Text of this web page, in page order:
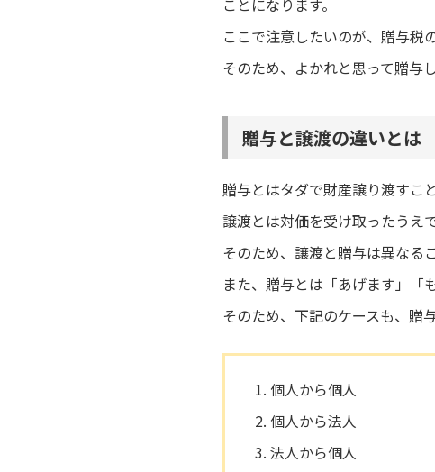
ことになります。
ここで注意したいのが、贈与税
そのため、よかれと思って贈与
贈与と譲渡の違いとは
贈与とはタダで財産譲り渡すこ
譲渡とは対価を受け取ったうえ
そのため、譲渡と贈与は異なる
また、贈与とは「あげます」「
そのため、下記のケースも、贈
個人から個人
個人から法人
法人から個人